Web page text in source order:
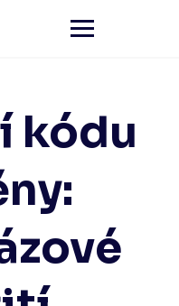
kódu